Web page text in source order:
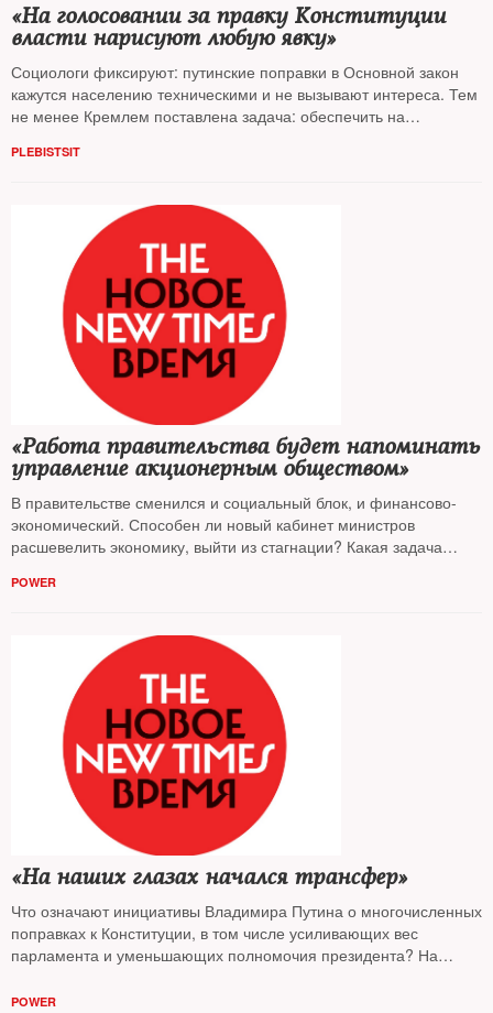
«На голосовании за правку Конституции
власти нарисуют любую явку»
Социологи фиксируют: путинские поправки в Основной закон
кажутся населению техническими и не вызывают интереса. Тем
не менее Кремлем поставлена задача: обеспечить на
будет решена
PLEBISTSIT
«Работа правительства будет напоминать
управление акционерным обществом»
В правительстве сменился и социальный блок, и финансово-
экономический. Способен ли новый кабинет министров
расшевелить экономику, выйти из стагнации? Какая задача
обозреватели и политологи
POWER
«На наших глазах начался трансфер»
Что означают инициативы Владимира Путина о многочисленных
поправках к Конституции, в том числе усиливающих вес
парламента и уменьшающих полномочия президента? На
POWER